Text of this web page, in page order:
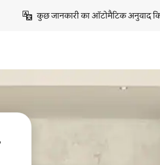
कुछ जानकारी का ऑटोमैटिक अनुवाद